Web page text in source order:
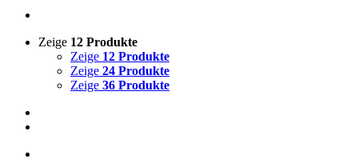
Zeige 12 Produkte
Zeige 12 Produkte
Zeige 24 Produkte
Zeige 36 Produkte